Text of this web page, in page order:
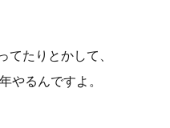
たりとかして、
やるんですよ。